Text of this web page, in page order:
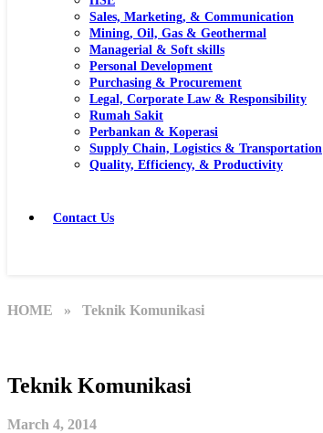
Sales, Marketing, & Communication
Mining, Oil, Gas & Geothermal
Managerial & Soft skills
Personal Development
Purchasing & Procurement
Legal, Corporate Law & Responsibility
Rumah Sakit
Perbankan & Koperasi
Supply Chain, Logistics & Transportation
Quality, Efficiency, & Productivity
Contact Us
HOME » Teknik Komunikasi
Teknik Komunikasi
March 4, 2014